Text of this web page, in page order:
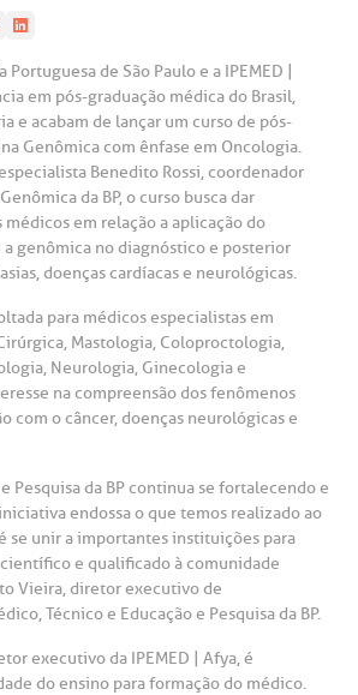
melhorar sempre a qualidade do
prestados.
para você, cliente da BP, tirar
reclamações ou fazer elogios
e aos nossos serviços.
a 6ª feira das 7h às 18h
mais
769
Vista
Mirante
BP
particular
de atestado
em Neurologia e
em Ortopedia
Portuguesa de São Paulo e a IPEMED |
em pós-graduação médica do Brasil,
e acabam de lançar um curso de pós-
Genômica com ênfase em Oncologia.
Benedito Rossi, coordenador
da BP, o curso busca dar
em relação a aplicação do
genômica no diagnóstico e posterior
doenças cardíacas e neurológicas.
para médicos especialistas em
Mastologia, Coloproctologia,
Neurologia, Ginecologia e
na compreensão dos fenômenos
com o câncer, doenças neurológicas e
Pesquisa da BP continua se fortalecendo e
endossa o que temos realizado ao
se unir a importantes instituições para
e qualificado à comunidade
Vieira, diretor executivo de
Técnico e Educação e Pesquisa da BP.
executivo da IPEMED | Afya, é
do ensino para formação do médico.